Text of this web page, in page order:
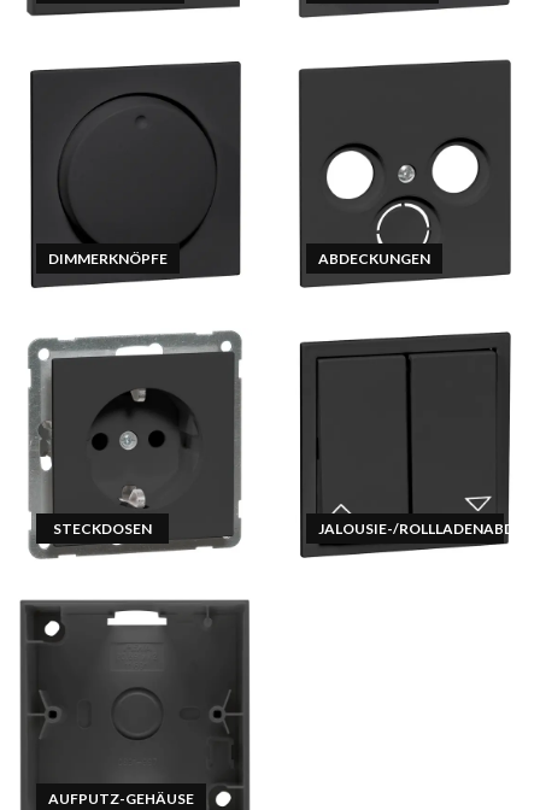
DIMMERKNÖPFE ABDECKUNGEN
STECKDOSEN JALOUSIE-/
AUFPUTZ-GEHÄUSE